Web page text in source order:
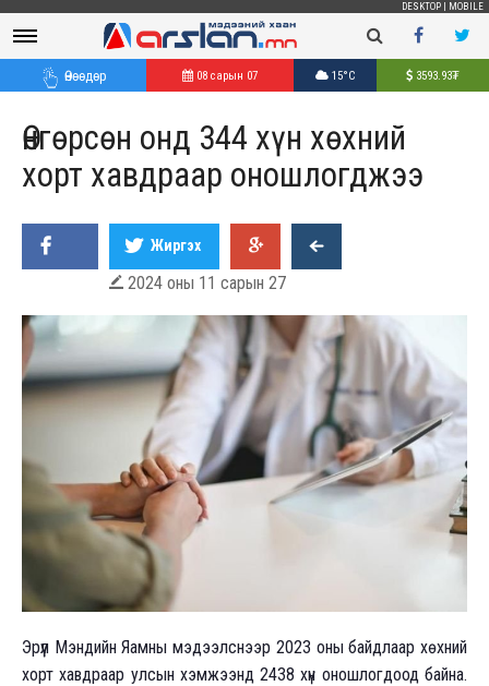
DESKTOP MOBILE
Өнөөдөр 08 сарын 07 15°C 3593.93₮
Өнгөрсөн онд 344 хүн хөхний
хорт хавдраар оношлогджээ
Жиргэх
 2024 оны 11 сарын 27
Эрүүл Мэндийн Яамны мэдээлснээр 2023 оны байдлаар хөхний
хорт хавдраар улсын хэмжээнд 2438 хүн оношлогдоод байна.